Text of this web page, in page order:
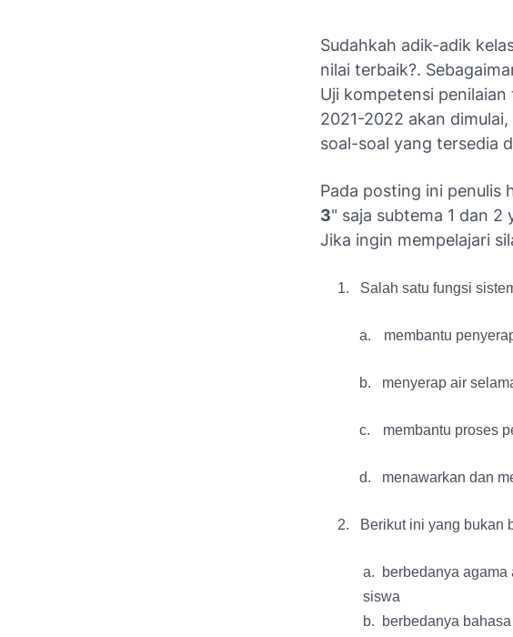
Sudahkah adik-adik
nilai terbaik?.
Uji kompetensi
2021-2022 akan
soal-soal yang tersedia
Pada posting ini penulis
3" saja subtema 1 dan
Jika ingin mempelajari
1. Salah satu fungsi
a. membantu
b. menyerap air
c. membantu proses
d. menawarkan dan
2. Berikut ini yang bukan
a. berbedanya agama
siswa
b. berbedanya bahasa